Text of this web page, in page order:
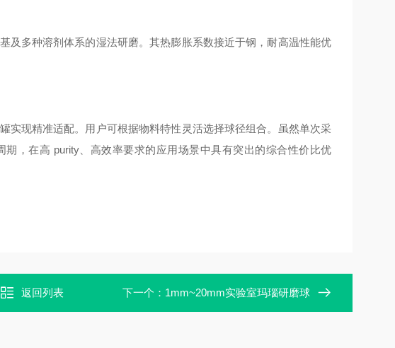
及多种溶剂体系的湿法研磨。其热膨胀系数接近于钢，耐高温性能优
实现精准适配。用户可根据物料特性灵活选择球径组合。虽然单次采
，在高 purity、高效率要求的应用场景中具有突出的综合性价比优
返回列表 下一个： 1mm~20mm实验室玛瑙研磨球